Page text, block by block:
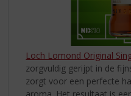
Loch Lomond Original
zorgvuldig gerijpt in de
zorgt voor een perfecte